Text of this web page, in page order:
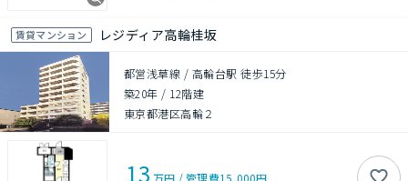
賃貸マンション レジディア高輪桂坂
都営浅草線 / 高輪台駅 徒歩15分
築20年 / 12階建
東京都港区高輪２
13 万円 /管理費15,000円